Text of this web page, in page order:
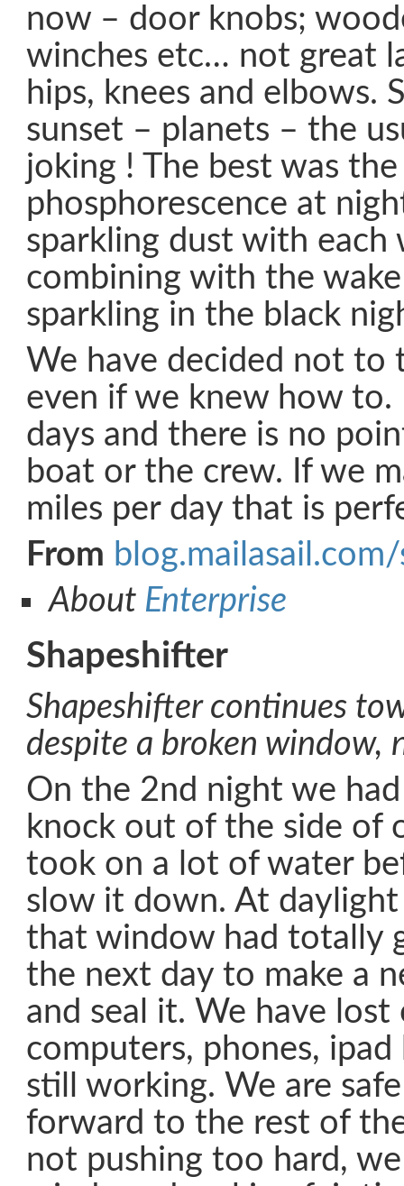
now – door knobs;
winches etc… not great
hips, knees and elbows.
sunset – planets – the
joking ! The best was the
phosphorescence at
sparkling dust with each
combining with the
sparkling in the black
We have decided not to
even if we knew how to.
days and there is no
boat or the crew. If we
miles per day that is
From
About Enterprise
Shapeshifter
Shapeshifter continues
despite a broken window,
On the 2nd night we
knock out of the side of
took on a lot of water
slow it down. At daylight
that window had totally
the next day to make a
and seal it. We have lost
computers, phones,
still working. We are
forward to the rest of
not pushing too hard,